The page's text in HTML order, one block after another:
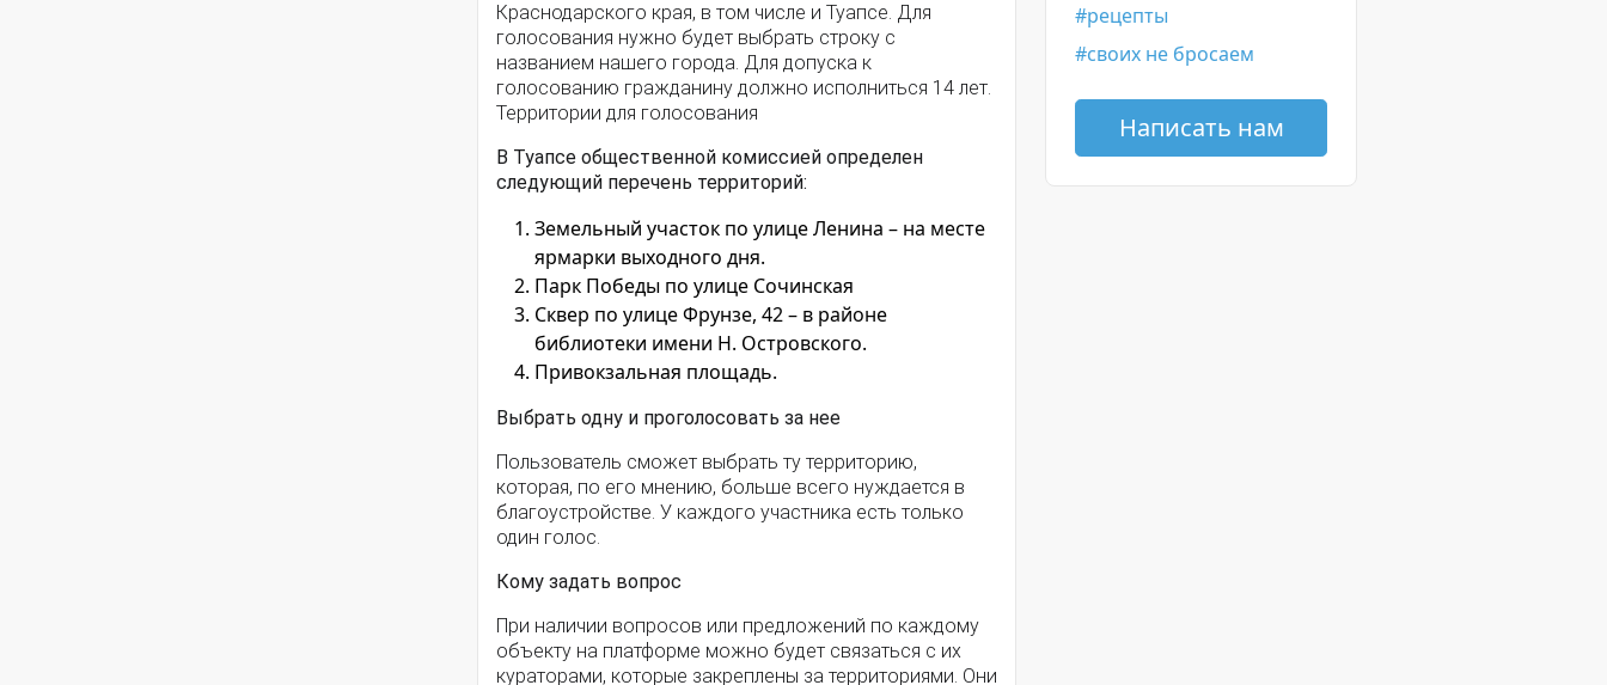
Краснодарского края, в том числе и Туапсе. Для
голосования нужно будет выбрать строку с
названием нашего города. Для допуска к
голосованию гражданину должно исполниться 14 лет.
Территории для голосования
В Туапсе общественной комиссией определен
следующий перечень территорий:
Земельный участок по улице Ленина – на месте
ярмарки выходного дня.
Парк Победы по улице Сочинская
Сквер по улице Фрунзе, 42 – в районе
библиотеки имени Н. Островского.
Привокзальная площадь.
Выбрать одну и проголосовать за нее
Пользователь сможет выбрать ту территорию,
которая, по его мнению, больше всего нуждается в
благоустройстве. У каждого участника есть только
один голос.
Кому задать вопрос
При наличии вопросов или предложений по каждому
объекту на платформе можно будет связаться с их
кураторами, которые закреплены за территориями. Они
рецепты
своих не бросаем
Написать нам